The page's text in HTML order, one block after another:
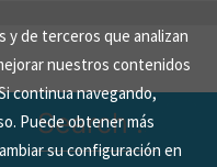
y de terceros que analizan
nuestros contenidos
continua navegando,
Puede obtener más
su configuración en
Search
for: